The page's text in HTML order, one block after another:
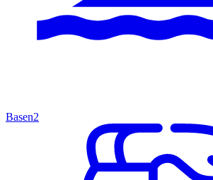
Basen2